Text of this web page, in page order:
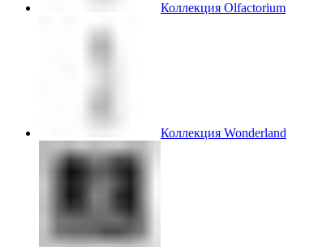
Коллекция Olfactorium
Коллекция Wonderland